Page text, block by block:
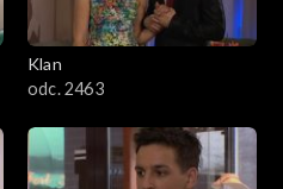
Klan
odc. 2463